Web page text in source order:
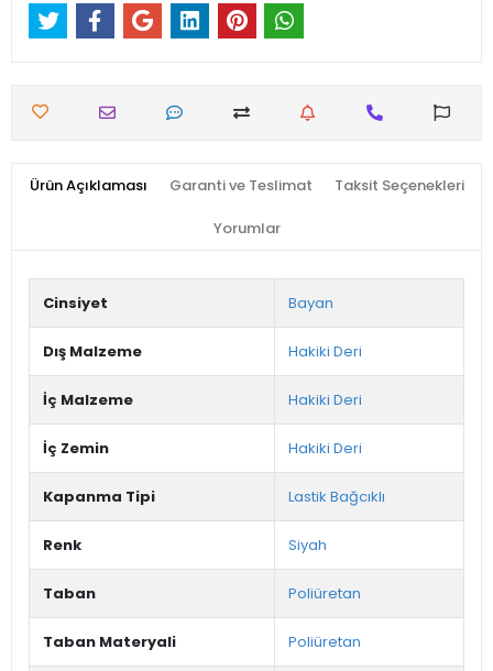
Ürün Açıklaması Garanti ve Teslimat Taksit Seçenekleri
Yorumlar
Cinsiyet Bayan
Dış Malzeme Hakiki Deri
İç Malzeme Hakiki Deri
İç Zemin Hakiki Deri
Kapanma Tipi Lastik Bağcıklı
Renk Siyah
Taban Poliüretan
Taban Materyali Poliüretan